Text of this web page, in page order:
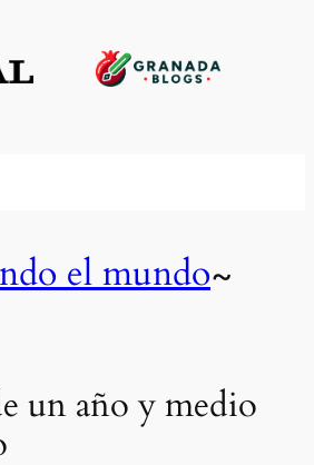
el mundo~
un año y medio